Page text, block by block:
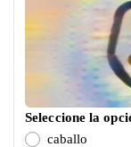
Seleccione la
caballo